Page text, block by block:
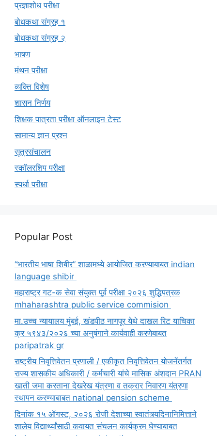
प्रज्ञाशोध परीक्षा
बोधकथा संग्रह १
बोधकथा संग्रह २
भाषण
मंथन परीक्षा
व्यक्ति विशेष
शासन निर्णय
शिक्षक पात्रता परीक्षा ऑनलाइन टेस्ट
सामान्य ज्ञान प्रश्न
सूत्रसंचालन
स्कॉलरशिप परीक्षा
स्पर्धा परीक्षा
Popular Post
“भारतीय भाषा शिबीर” शाळामध्ये आयोजित करण्याबाबत indian
language shibir
महाराष्ट्र गट-क सेवा संयुक्त पूर्व परीक्षा २०२६ शुद्धिपत्रक
mhaharashtra public service commision
मा.उच्च न्यायालय मुंबई, खंडपीठ नागपूर येथे दाखल रिट याचिका
क्र ५९४३/२०२६ च्या अनुषंगाने कार्यवाही करणेबाबत
paripatrak gr
राष्ट्रीय निवृत्तिवेतन प्रणाली / एकीकृत निवृत्तिवेतन योजनेंतर्गत
राज्य शासकीय अधिकारी / कर्मचारी यांचे मासिक अंशदान PRAN
खाती जमा करताना देखरेख यंत्रणा व तक्रार निवारण यंत्रणा
स्थापन करण्याबाबत national pension scheme
दिनांक १५ ऑगस्ट, २०२६ रोजी देशाच्या स्वातंत्र्यदिनानिमित्ताने
शालेय विद्यार्थ्यांसाठी कवायत संचलन कार्यक्रम घेण्याबाबत